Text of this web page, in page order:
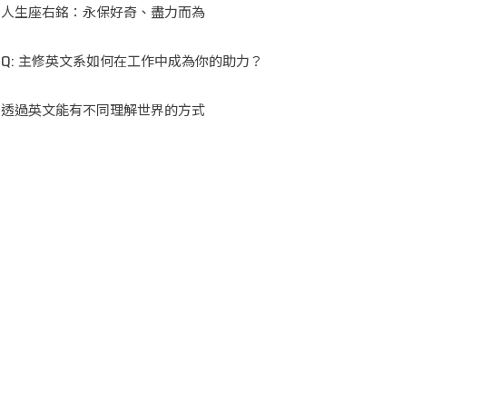
人生座右銘：永保好奇、盡力而為
Q: 主修英文系如何在工作中成為你的助力？
透過英文能有不同理解世界的方式